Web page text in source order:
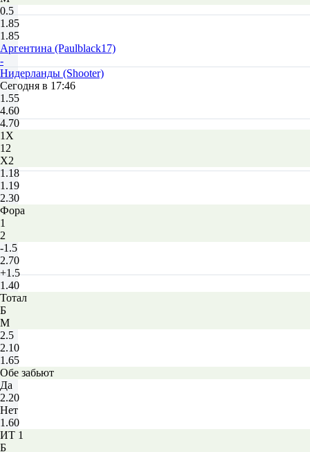
0.5
1.85
1.85
Аргентина (Paulblack17)
-
Нидерланды (Shooter)
Сегодня в 17:46
1.55
4.60
4.70
1X
12
X2
1.18
1.19
2.30
Фора
1
2
-1.5
2.70
+1.5
1.40
Тотал
Б
М
2.5
2.10
1.65
Обе забьют
Да
2.20
Нет
1.60
ИТ 1
Б